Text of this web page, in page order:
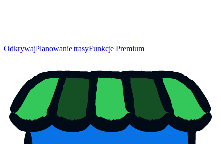
OdkrywajPlanowanie trasyFunkcje Premium